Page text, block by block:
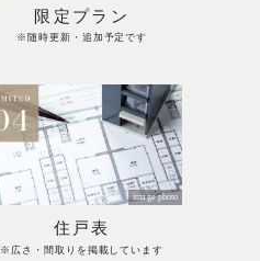
限定プラン
※随時更新・追加予定です
image photo
住戸表
※広さ・間取りを掲載しています